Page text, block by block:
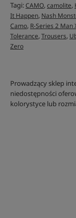
Tagi:CAMO,camolite,
It Happen, Nash
Camo, R-Series 2 Man
Tolerance,Trousers,
Zero
Prowadzący sklep
niedostępności
kolorystyce lub